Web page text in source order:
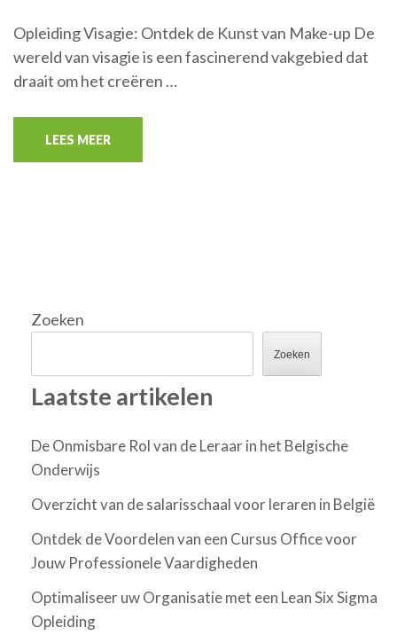
Opleiding Visagie: Ontdek de Kunst van Make-up De
wereld van visagie is een fascinerend vakgebied dat
draait om het creëren …
LEES MEER
Zoeken
Zoeken
Laatste artikelen
De Onmisbare Rol van de Leraar in het Belgische
Onderwijs
Overzicht van de salarisschaal voor leraren in België
Ontdek de Voordelen van een Cursus Office voor
Jouw Professionele Vaardigheden
Optimaliseer uw Organisatie met een Lean Six Sigma
Opleiding